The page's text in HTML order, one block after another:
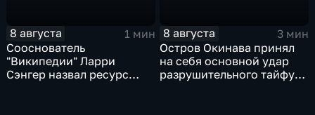
8 августа
1 мин
Сооснователь
"Википедии" Ларри
Сэнгер назвал ресурс
8 августа
3 мин
Остров Окинава принял
на себя основной удар
разрушительного тайфуна